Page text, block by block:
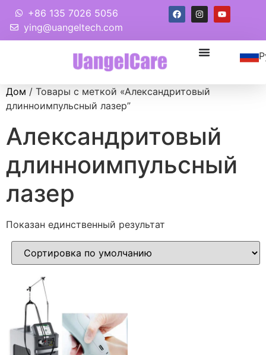
+86 135 7026 5056
ying@uangeltech.com
Дом / Товары с меткой «Александритовый
длинноимпульсный лазер”
Александритовый
длинноимпульсный
лазер
Показан единственный результат